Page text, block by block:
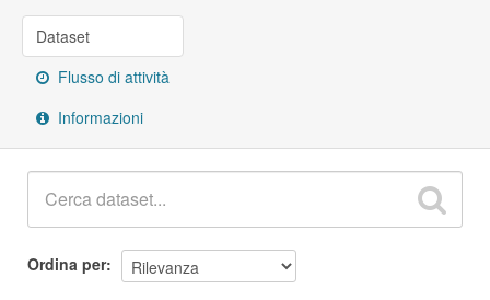
Dataset
Flusso di attività
Informazioni
Ordina per